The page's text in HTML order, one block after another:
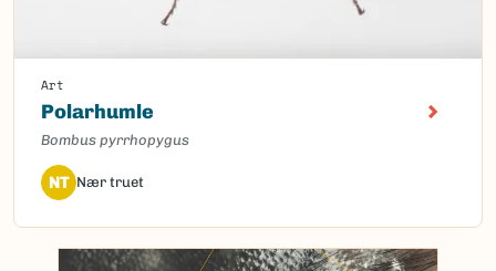
Art
Polarhumle
Bombus pyrrhopygus
NT Nær truet